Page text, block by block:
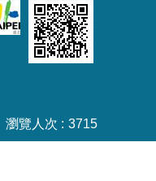
瀏覽人次 3715